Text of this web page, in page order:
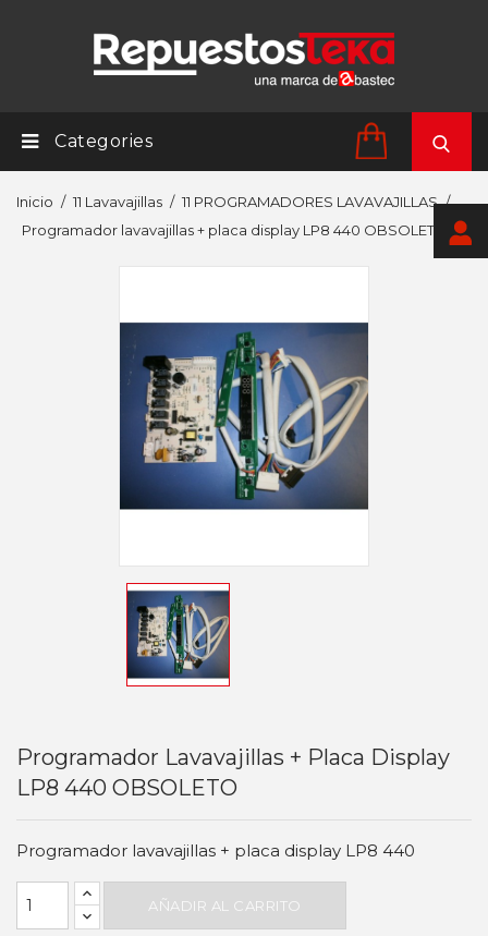
Categories
Inicio 11 Lavavajillas
11 PROGRAMADORES LAVAVAJILLAS
Programador lavavajillas + placa display LP8 440 OBSOLETO
Programador Lavavajillas + Placa Display
LP8 440 OBSOLETO
Programador lavavajillas + placa display LP8 440
AÑADIR AL CARRITO